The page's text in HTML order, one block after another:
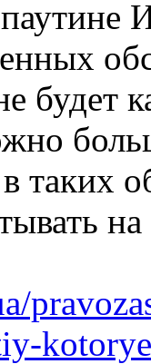
будет
таких